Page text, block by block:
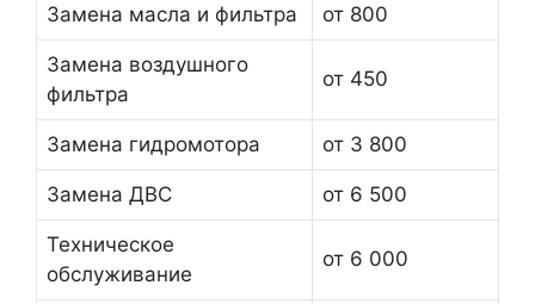
Замена масла и фильтра от 800
Замена воздушного
фильтра
от 450
Замена гидромотора от 3 800
Замена ДВС от 6 500
Техническое
обслуживание
от 6 000